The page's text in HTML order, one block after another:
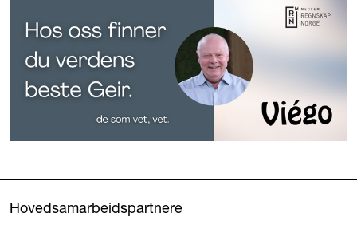
Hovedsamarbeidspartnere